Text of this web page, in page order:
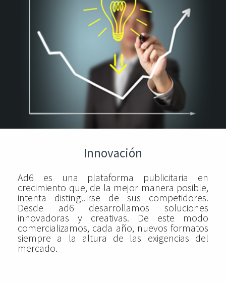
Innovación
Ad6 es una plataforma publicitaria en
crecimiento que, de la mejor manera posible,
intenta distinguirse de sus competidores.
Desde ad6 desarrollamos soluciones
innovadoras y creativas. De este modo
comercializamos, cada año, nuevos formatos
siempre a la altura de las exigencias del
mercado.